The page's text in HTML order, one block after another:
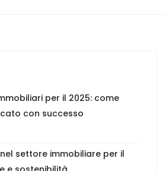
per il 2025: come
con successo
settore immobiliare per il